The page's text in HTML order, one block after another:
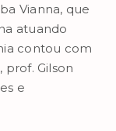
Vianna, que
atuando
contou com
prof. Gilson
e